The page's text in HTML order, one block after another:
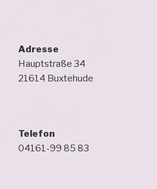
Adresse
Hauptstraße 34
21614 Buxtehude
Telefon
04161-99 85 83